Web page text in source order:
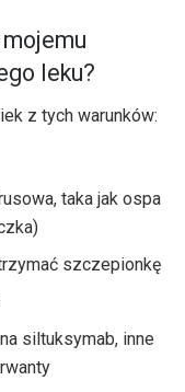
leku?
z tych warunków:
taka jak ospa
szczepionkę
siltuksymab, inne